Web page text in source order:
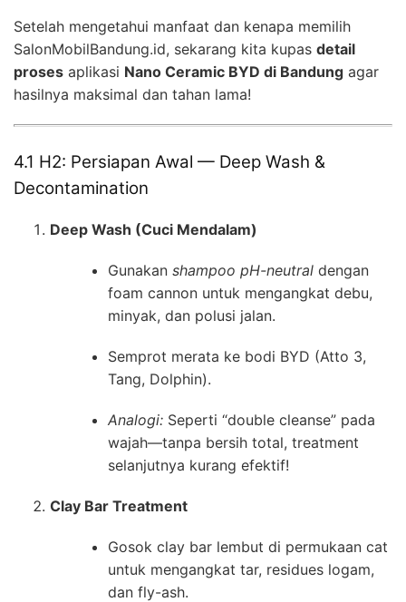
Setelah mengetahui manfaat dan kenapa memilih
SalonMobilBandung.id, sekarang kita kupas detail
proses aplikasi Nano Ceramic BYD di Bandung agar
hasilnya maksimal dan tahan lama!
4.1 H2: Persiapan Awal — Deep Wash &
Decontamination
Deep Wash (Cuci Mendalam)
Gunakan shampoo pH-neutral dengan
foam cannon untuk mengangkat debu,
minyak, dan polusi jalan.
Semprot merata ke bodi BYD (Atto 3,
Tang, Dolphin).
Analogi: Seperti “double cleanse” pada
wajah—tanpa bersih total, treatment
selanjutnya kurang efektif!
Clay Bar Treatment
Gosok clay bar lembut di permukaan cat
untuk mengangkat tar, residues logam,
dan fly-ash.